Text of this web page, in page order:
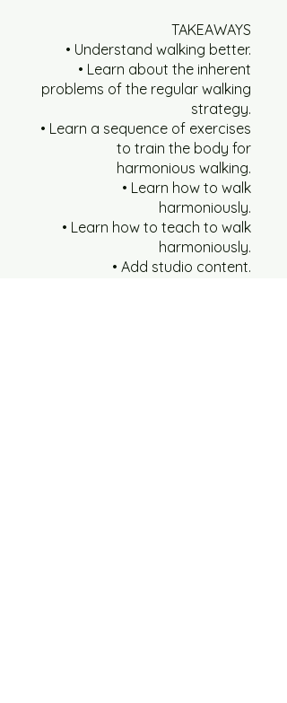
סרטון 30 דקות G1
המסגרת המדעית
עקרונות התרגול
על שיקום
TAKEAWAYS
• Understand walking better.
• Learn about the inherent
problems of the regular walking
strategy.
• Learn a sequence of exercises
to train the body for
harmonious walking.
• Learn how to walk
harmoniously.
• Learn how to teach to walk
harmoniously.
• Add studio content.